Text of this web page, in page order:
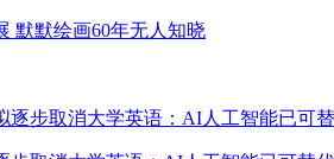
默默绘画60年无人知晓